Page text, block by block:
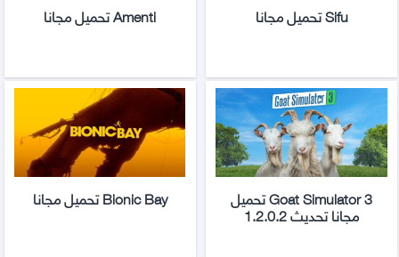
Sifu تحميل مجانا Amenti تحميل مجانا
Goat Simulator 3 تحميل
مجانا تحديث 1.2.0.2
Bionic Bay تحميل مجانا